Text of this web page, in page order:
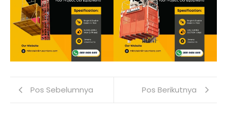
Pos Sebelumnya Pos Berikutnya